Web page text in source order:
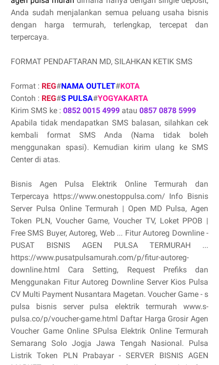
Anda sudah menjalankan semua peluang usaha bisnis
dengan harga termurah, terlengkap, tercepat dan
terpercaya.
FORMAT PENDAFTARAN MD, SILAHKAN KETIK SMS
Format : REG#NAMA OUTLET#KOTA
Contoh : REG#S PULSA#YOGYAKARTA
Kirim SMS ke : 0852 0015 4999 atau 0857 0878 5999
Apabila tidak mendapatkan SMS balasan, silahkan cek
kembali format SMS Anda (Nama tidak boleh
menggunakan spasi). Kemudian kirim ulang ke SMS
Center di atas.
Bisnis Agen Pulsa Elektrik Online Termurah dan
Terpercaya https://www.onestoppulsa.com/ Info Bisnis
Server Pulsa Online Termurah | Open MD Pulsa, Agen
Token PLN, Voucher Game, Voucher TV, Loket PPOB |
Free SMS Buyer, Autoreg, Web ... Fitur Autoreg Downline -
PUSAT BISNIS AGEN PULSA TERMURAH ...
https://www.pusatpulsamurah.com/p/fitur-autoreg-
downline.html Cara Setting, Request Prefiks dan
Menggunakan Fitur Autoreg Downline Server Kios Pulsa
CV Multi Payment Nusantara Magetan. Voucher Game - s
pulsa bisnis server pulsa elektrik termurah www.s-
pulsa.co/p/voucher-game.html Daftar Harga Grosir Agen
Voucher Game Online SPulsa Elektrik Online Termurah
Semarang Solo Jogja Jawa Tengah Nasional. Pulsa
Listrik Token PLN Prabayar - SERVER BISNIS AGEN